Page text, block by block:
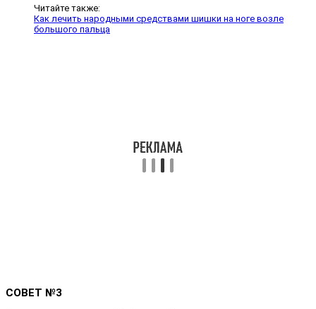
Читайте также:
Как лечить народными средствами шишки на ноге возле
большого пальца
СОВЕТ №3